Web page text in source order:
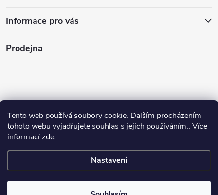
Tento web používá soubory cookie. Dalším procházením
tohoto webu vyjadřujete souhlas s jejich používáním.. Více
informacízde.
Nastavení
Informace pro vás
Prodejna
Copyright 2026Stasan.cz. Všechna práva vyhrazena.